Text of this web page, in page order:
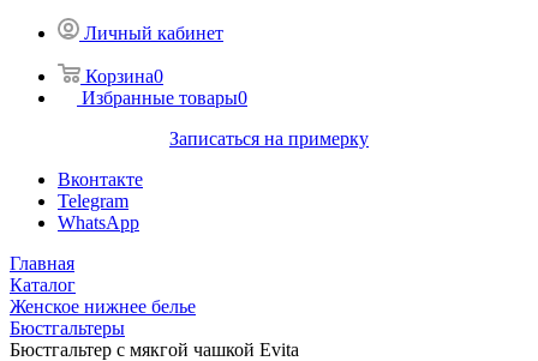
Личный кабинет
Корзина0
Избранные товары0
Записаться на примерку
Вконтакте
Telegram
WhatsApp
Главная
Каталог
Женское нижнее белье
Бюстгальтеры
Бюстгальтер с мякгой чашкой Evita